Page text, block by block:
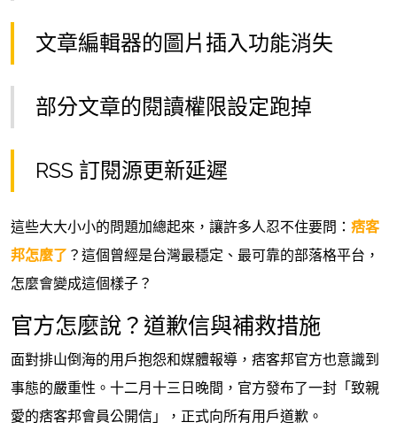
文章編輯器的圖片插入功能消失
部分文章的閱讀權限設定跑掉
RSS 訂閱源更新延遲
這些大大小小的問題加總起來，讓許多人忍不住要問： 痞客
邦怎麼了 ？這個曾經是台灣最穩定、最可靠的部落格平台，
怎麼會變成這個樣子？
官方怎麼說？道歉信與補救措施
面對排山倒海的用戶抱怨和媒體報導，痞客邦官方也意識到
事態的嚴重性。十二月十三日晚間，官方發布了一封「致親
愛的痞客邦會員公開信」，正式向所有用戶道歉。